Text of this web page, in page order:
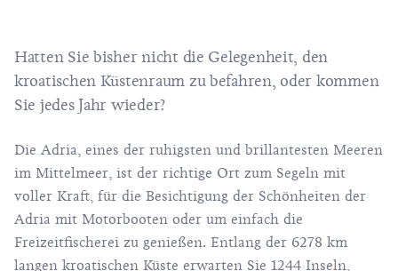
Hatten Sie bisher nicht die Gelegenheit, den
kroatischen Küstenraum zu befahren, oder kommen
Sie jedes Jahr wieder?
Die Adria, eines der ruhigsten und brillantesten Meeren
im Mittelmeer, ist der richtige Ort zum Segeln mit
voller Kraft, für die Besichtigung der Schönheiten der
Adria mit Motorbooten oder um einfach die
Freizeitfischerei zu genießen. Entlang der 6278 km
langen kroatischen Küste erwarten Sie 1244 Inseln,